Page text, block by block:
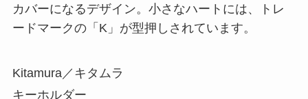
カバーになるデザイン。小さなハートには、トレ
ードマークの「K」が型押しされています。
Kitamura／キタムラ
キーホルダー